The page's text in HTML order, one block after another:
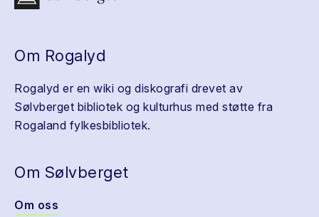
Om Rogalyd
Rogalyd er en wiki og diskografi drevet av
Sølvberget bibliotek og kulturhus med støtte fra
Rogaland fylkesbibliotek.
Om Sølvberget
Om oss